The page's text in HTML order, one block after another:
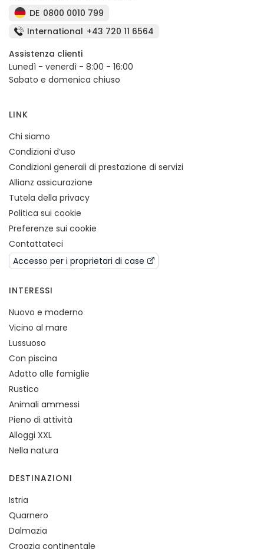
DE 0800 0010 799
International +43 720 11 6564
Assistenza clienti
Lunedì - venerdì - 8:00 - 16:00
Sabato e domenica chiuso
LINK
Chi siamo
Condizioni d’uso
Condizioni generali di prestazione di servizi
Allianz assicurazione
Tutela della privacy
Politica sui cookie
Preferenze sui cookie
Contattateci
Accesso per i proprietari di case
INTERESSI
Nuovo e moderno
Vicino al mare
Lussuoso
Con piscina
Adatto alle famiglie
Rustico
Animali ammessi
Pieno di attività
Alloggi XXL
Nella natura
DESTINAZIONI
Istria
Quarnero
Dalmazia
Croazia continentale